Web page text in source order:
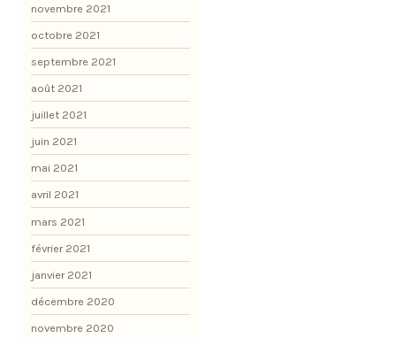
novembre 2021
octobre 2021
septembre 2021
août 2021
juillet 2021
juin 2021
mai 2021
avril 2021
mars 2021
février 2021
janvier 2021
décembre 2020
novembre 2020